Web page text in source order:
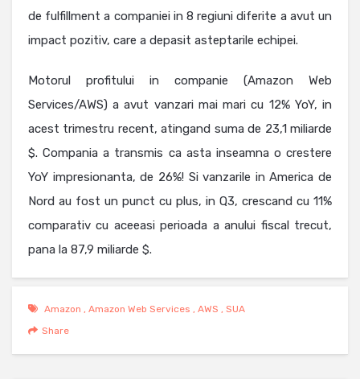
de fulfillment a companiei in 8 regiuni diferite a avut un
impact pozitiv, care a depasit asteptarile echipei.
Motorul profitului in companie (Amazon Web
Services/AWS) a avut vanzari mai mari cu 12% YoY, in
acest trimestru recent, atingand suma de 23,1 miliarde
$. Compania a transmis ca asta inseamna o crestere
YoY impresionanta, de 26%! Si vanzarile in America de
Nord au fost un punct cu plus, in Q3, crescand cu 11%
comparativ cu aceeasi perioada a anului fiscal trecut,
pana la 87,9 miliarde $.
Amazon Amazon Web Services AWS
SUA
Share